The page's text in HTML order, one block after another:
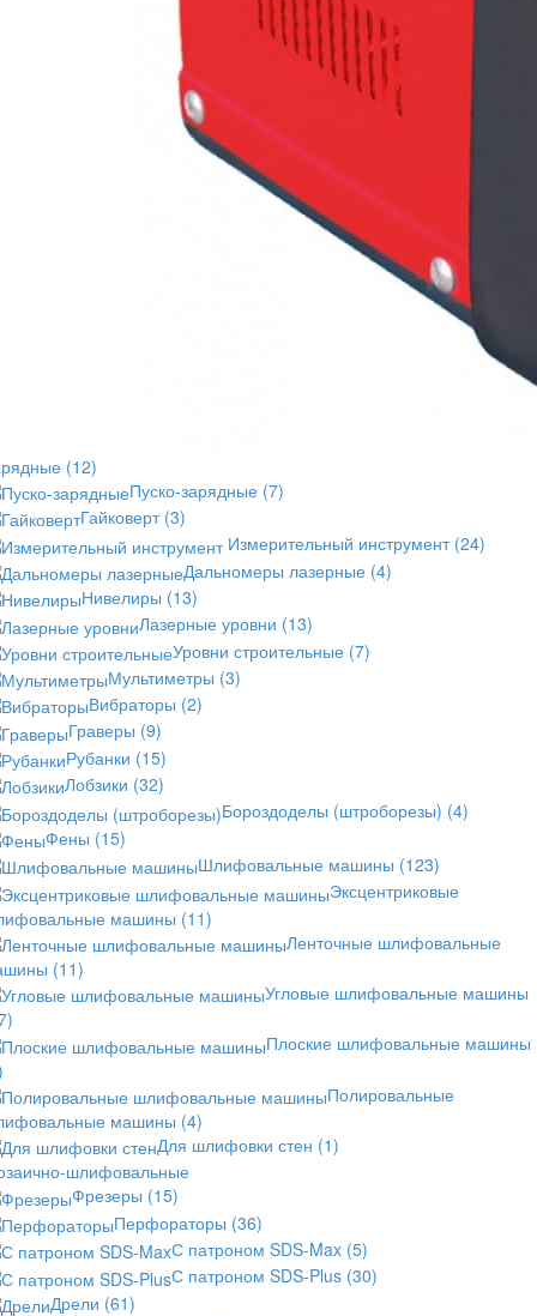
(12)
Пуско-зарядные (7)
Гайковерт (3)
Измерительный инструмент (24)
Дальномеры лазерные (4)
Нивелиры (13)
Лазерные уровни (13)
Уровни строительные (7)
Мультиметры (3)
Вибраторы (2)
Граверы (9)
Рубанки (15)
Лобзики (32)
Бороздоделы (штроборезы) (4)
Фены (15)
Шлифовальные машины (123)
Эксцентриковые
машины (11)
Ленточные шлифовальные
(11)
Угловые шлифовальные машины
Плоские шлифовальные машины
Полировальные
машины (4)
Для шлифовки стен (1)
шлифовальные
Фрезеры (15)
Перфораторы (36)
С патроном SDS-Max (5)
С патроном SDS-Plus (30)
Дрели (61)